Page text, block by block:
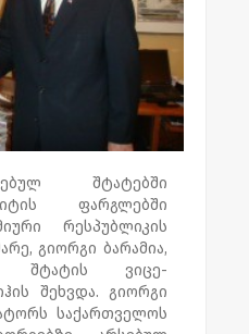
შტატებში
ფარგლებში
რესპუბლიკის
გიორგი ბარამია,
შტატის ვიცე-
შეხვდა. გიორგი
საქართველოს